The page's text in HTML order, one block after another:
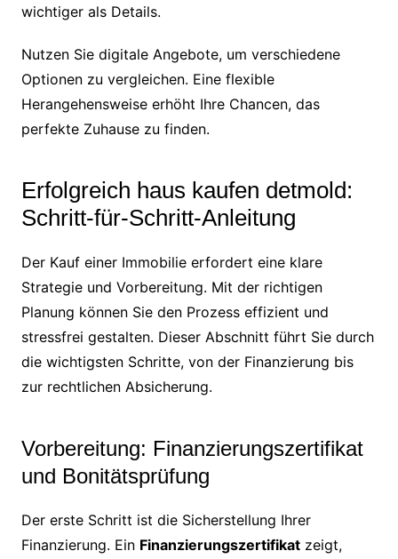
wichtiger als Details.
Nutzen Sie digitale Angebote, um verschiedene
Optionen zu vergleichen. Eine flexible
Herangehensweise erhöht Ihre Chancen, das
perfekte Zuhause zu finden.
Erfolgreich haus kaufen detmold:
Schritt-für-Schritt-Anleitung
Der Kauf einer Immobilie erfordert eine klare
Strategie und Vorbereitung. Mit der richtigen
Planung können Sie den Prozess effizient und
stressfrei gestalten. Dieser Abschnitt führt Sie durch
die wichtigsten Schritte, von der Finanzierung bis
zur rechtlichen Absicherung.
Vorbereitung: Finanzierungszertifikat
und Bonitätsprüfung
Der erste Schritt ist die Sicherstellung Ihrer
Finanzierung. Ein Finanzierungszertifikatzeigt,